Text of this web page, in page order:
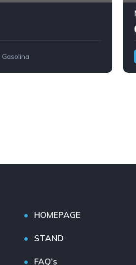
Gasolina
HOMEPAGE
STAND
FAQ’s